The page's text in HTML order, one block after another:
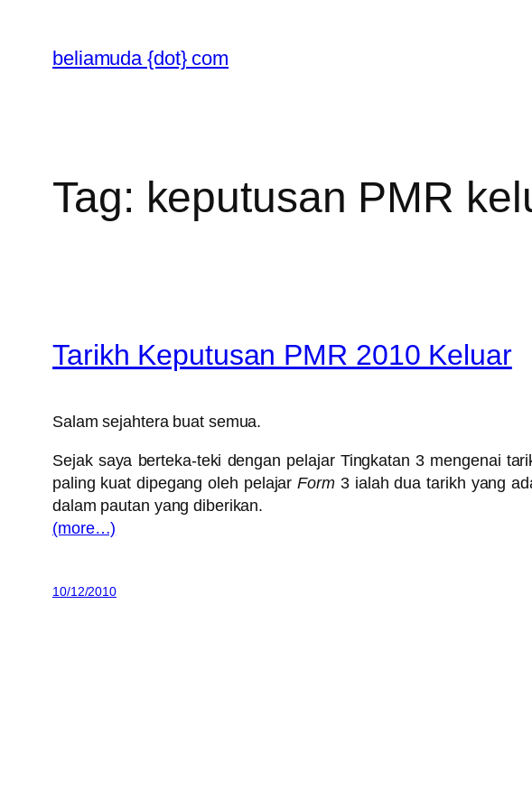
content
beliamuda {dot} com
Tag: keputusan PMR
Tarikh Keputusan PMR 2010 Keluar
Salam sejahtera buat semua.
Sejak saya berteka-teki dengan pelajar Tingkatan 3 mengenai
paling kuat dipegang oleh pelajarForm3 ialah dua tarikh yang
dalam pautan yang diberikan.
(more…)
10/12/2010